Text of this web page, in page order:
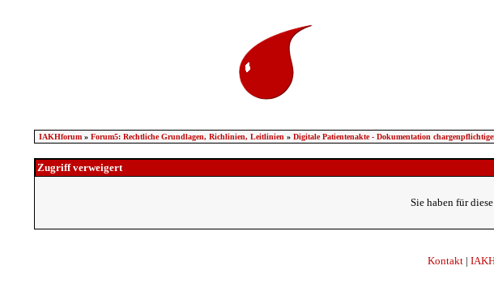
IAKHforum» Forum5: Rechtliche Grundlagen, Richlinien, Leitlinien » Digitale Patientenakte - Dokumentation
Zugriff verweigert
Sie haben für
Kontakt |